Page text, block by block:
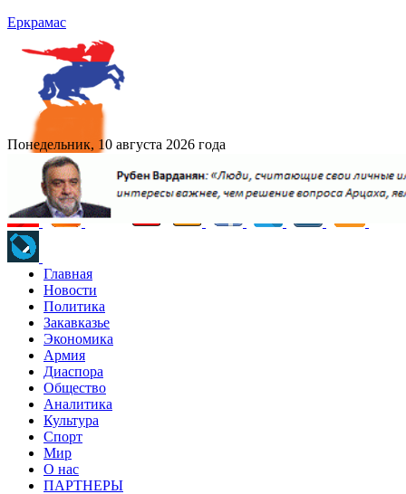
Еркрамас
Понедельник, 10 августа 2026 года
Главная
Новости
Политика
Закавказье
Экономика
Армия
Диаспора
Общество
Аналитика
Культура
Спорт
Мир
О нас
ПАРТНЕРЫ